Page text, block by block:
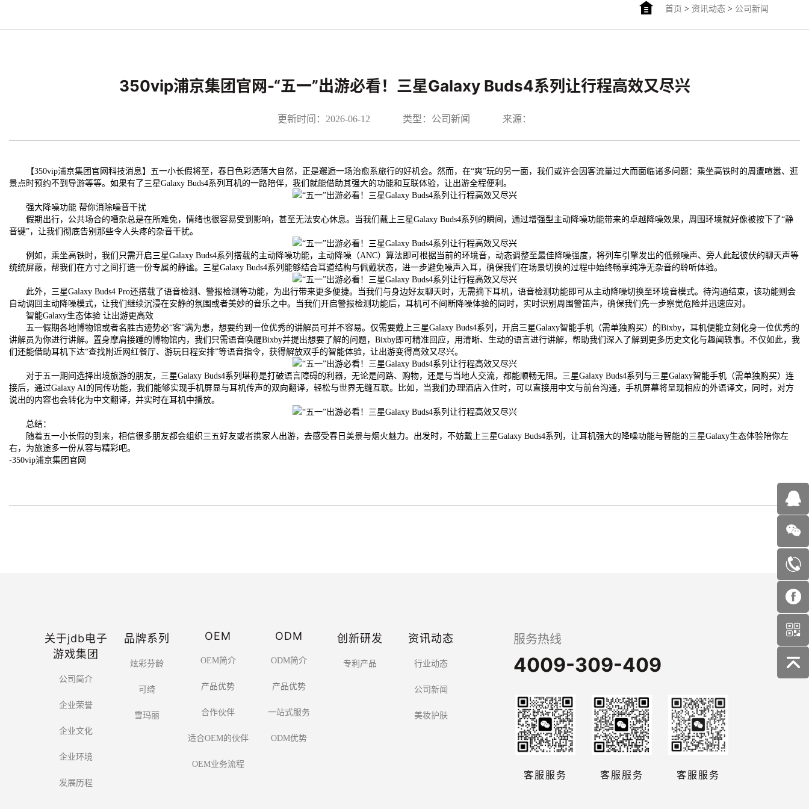
首页 > 资讯动态> 公司新闻
350vip浦京集团官网-“五一”出游必看！三星Galaxy Buds4系列让行程高效又尽兴
更新时间：2026-06-12 类型：公司新闻 来源：
【350vip浦京集团官网科技消息】五一小长假将至，春日色彩洒落大自然，正是邂逅一场治愈系旅行的好机会。然而，在“爽”玩的另一面，我们或许会因客流量过大而面临诸多问题：乘坐高铁时的周遭喧嚣、逛
景点时预约不到导游等等。如果有了三星Galaxy Buds4系列耳机的一路陪伴，我们就能借助其强大的功能和互联体验，让出游全程便利。
强大降噪功能 帮你消除噪音干扰
假期出行，公共场合的嘈杂总是在所难免，情绪也很容易受到影响，甚至无法安心休息。当我们戴上三星Galaxy Buds4系列的瞬间，通过增强型主动降噪功能带来的卓越降噪效果，周围环境就好像被按下了“静
音键”，让我们彻底告别那些令人头疼的杂音干扰。
例如，乘坐高铁时，我们只需开启三星Galaxy Buds4系列搭载的主动降噪功能，主动降噪（ANC）算法即可根据当前的环境音，动态调整至最佳降噪强度，将列车引擎发出的低频噪声、旁人此起彼伏的聊天声等
统统屏蔽，帮我们在方寸之间打造一份专属的静谧。三星Galaxy Buds4系列能够结合耳道结构与佩戴状态，进一步避免噪声入耳，确保我们在场景切换的过程中始终畅享纯净无杂音的聆听体验。
此外，三星Galaxy Buds4 Pro还搭载了语音检测、警报检测等功能，为出行带来更多便捷。当我们与身边好友聊天时，无需摘下耳机，语音检测功能即可从主动降噪切换至环境音模式。待沟通结束，该功能则会
自动调回主动降噪模式，让我们继续沉浸在安静的氛围或者美妙的音乐之中。当我们开启警报检测功能后，耳机可不间断降噪体验的同时，实时识别周围警笛声，确保我们先一步察觉危险并迅速应对。
智能Galaxy生态体验 让出游更高效
五一假期各地博物馆或者名胜古迹势必“客”满为患，想要约到一位优秀的讲解员可并不容易。仅需要戴上三星Galaxy Buds4系列，开启三星Galaxy智能手机（需单独购买）的Bixby，耳机便能立刻化身一位优秀的
讲解员为你进行讲解。置身摩肩接踵的博物馆内，我们只需语音唤醒Bixby并提出想要了解的问题，Bixby即可精准回应，用清晰、生动的语言进行讲解，帮助我们深入了解到更多历史文化与趣闻轶事。不仅如此，我
们还能借助耳机下达“查找附近网红餐厅、游玩日程安排”等语音指令，获得解放双手的智能体验，让出游变得高效又尽兴。
对于五一期间选择出境旅游的朋友，三星Galaxy Buds4系列堪称是打破语言障碍的利器，无论是问路、购物，还是与当地人交流，都能顺畅无阻。三星Galaxy Buds4系列与三星Galaxy智能手机（需单独购买）连
接后，通过Galaxy AI的同传功能，我们能够实现手机屏显与耳机传声的双向翻译，轻松与世界无缝互联。比如，当我们办理酒店入住时，可以直接用中文与前台沟通，手机屏幕将呈现相应的外语译文，同时，对方
说出的内容也会转化为中文翻译，并实时在耳机中播放。
总结：
随着五一小长假的到来，相信很多朋友都会组织三五好友或者携家人出游，去感受春日美景与烟火魅力。出发时，不妨戴上三星Galaxy Buds4系列，让耳机强大的降噪功能与智能的三星Galaxy生态体验陪你左
右，为旅途多一份从容与精彩吧。
-350vip浦京集团官网
关于jdb电子
游戏集团
公司简介
企业荣誉
企业文化
企业环境
发展历程
品牌系列
炫彩芬龄
可绮
雪玛丽
OEM
OEM简介
产品优势
合作伙伴
适合OEM的伙伴
OEM业务流程
ODM
ODM简介
产品优势
一站式服务
ODM优势
创新研发
专利产品
资讯动态
行业动态
公司新闻
美妆护肤
服务热线
4009-309-409
客服服务 客服服务 客服服务